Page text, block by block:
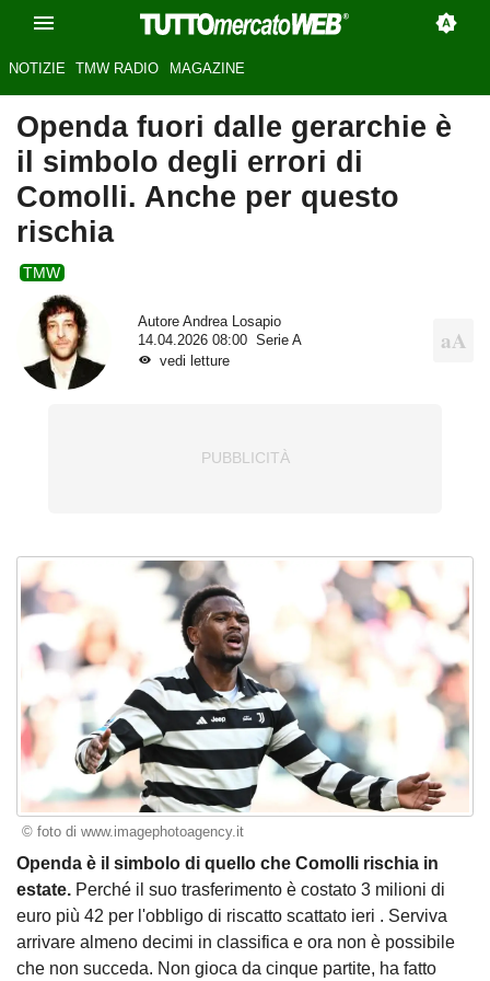
NOTIZIE TMW RADIO MAGAZINE
Openda fuori dalle gerarchie è
il simbolo degli errori di
Comolli. Anche per questo
rischia
TMW
Autore Andrea Losapio
14.04.2026 08:00
Serie A
vedi letture
© foto di www.imagephotoagency.it
Openda è il simbolo di quello che Comolli rischia in
estate. Perché il suo trasferimento è costato 3 milioni di
euro più 42 per l'obbligo di riscatto scattato ieri . Serviva
arrivare almeno decimi in classifica e ora non è possibile
che non succeda. Non gioca da cinque partite, ha fatto